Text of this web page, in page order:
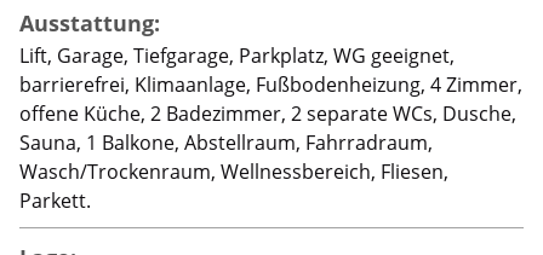
Ausstattung:
Lift, Garage, Tiefgarage, Parkplatz, WG geeignet,
barrierefrei, Klimaanlage, Fußbodenheizung, 4 Zimmer,
offene Küche, 2 Badezimmer, 2 separate WCs, Dusche,
Sauna, 1 Balkone, Abstellraum, Fahrradraum,
Wasch/Trockenraum, Wellnessbereich, Fliesen,
Parkett.